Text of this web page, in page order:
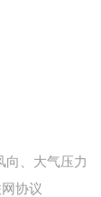
、大气压力
协议